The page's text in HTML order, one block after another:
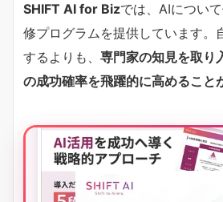
SHIFT AI for Bizでは、AIについ
修プログラムを提供しています。
するよりも、 専門家の知見を取り
の成功確率を飛躍的に高めること